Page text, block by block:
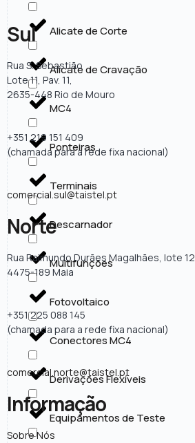
Alicate de Corte
Alicate de Cravação
MC4
Ponteiras
Terminais
Descarnador
Multifunções
Fotovoltaico
Conectores MC4
Derivações Flexíveis
Equipamentos de Teste
Sul
Rua S. Sebastião
Lote 11, Pav. 11,
2635-448 Rio de Mouro
+351 219 151 409
(chamada para a rede fixa nacional)
comercial.sul@taistel.pt
Norte
Rua Raimundo Durães Magalhães, lote 12
4475-189 Maia
+351 225 088 145
(chamada para a rede fixa nacional)
comercial.norte@taistel.pt
Informação
Sobre Nós